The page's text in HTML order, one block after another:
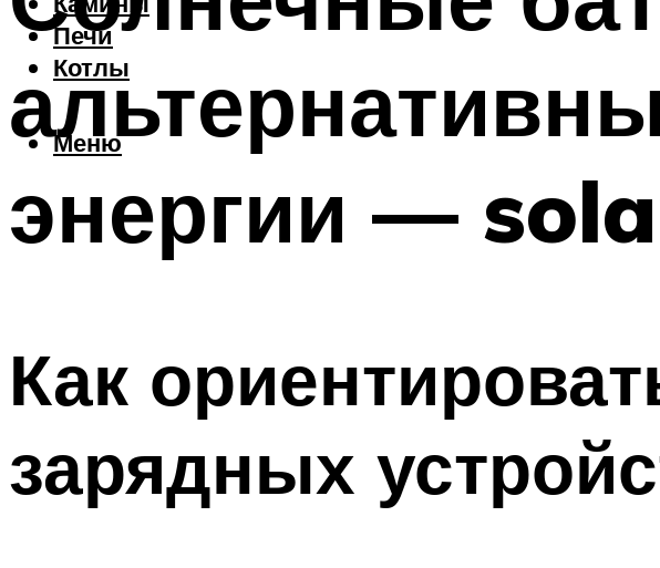
Печи
Котлы
Меню
энергии —
Как
зарядных